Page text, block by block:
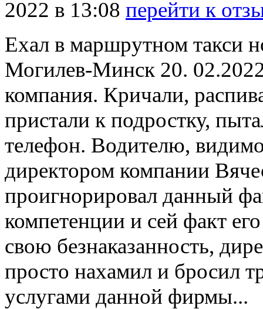
2022 в 13:08 перейти к
Ехал в маршрутном такси
Могилев-Минск 20.
компания. Кричали,
пристали к подростку,
телефон. Водителю,
директором компании
проигнорировал данный
компетенции и сей факт
свою безнаказанность,
просто нахамил и бросил
услугами данной фирмы...